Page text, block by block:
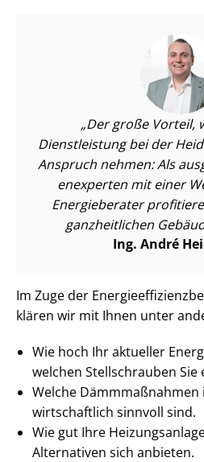
Der große Vorteil,
Dienstleistung bei der
Anspruch nehmen: Als
en­ex­per­ten mit einer
Energieberater
ganzheitlichen
Ing. André
Im Zuge der
klären wir mit Ihnen unter
Wie hoch Ihr aktueller
welchen Stellschrauben
Welche Dämmmaßnahmen
wirtschaftlich sinnvoll sind.
Wie gut Ihre
Alternativen sich anbieten.